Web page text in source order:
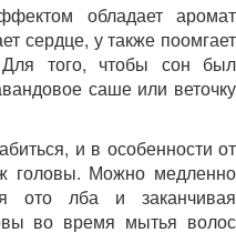
обладает аромат
сердце, у также поомгает
Для того, чтобы сон был
саше или веточку
и в особенности от
головы. Можно медленно
ото лба и заканчивая
во время мытья волос